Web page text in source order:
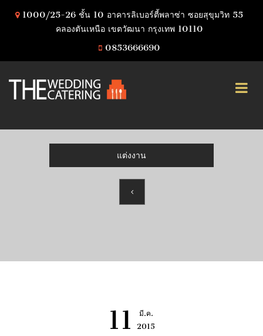
1000/25-26 ชั้น 10 อาคารลิเบอร์ตี้พลาซ่า ซอยสุขุมวิท 55
คลองตันเหนือ เขตวัฒนา กรุงเทพ 10110
0853666690
แต่งงาน
11
มี.ค.
2015